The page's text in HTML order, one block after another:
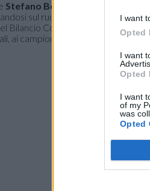
I want
Opted
I want
Opted
I want
of my
was
Opted
Stefano Bellotti
sul ruolo dei
65 Comitati
Bilancio Consuntivo 2025 e gli
ai campionati e al sostegno delle